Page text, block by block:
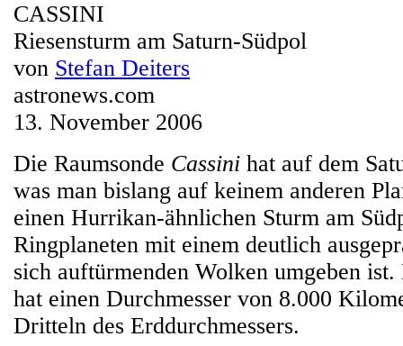
CASSINI
Riesensturm am Saturn-Südpol
von Stefan Deiters
astronews.com
13. November 2006
Die Raumsonde Cassini hat auf dem
was man bislang auf keinem anderen
einen Hurrikan-ähnlichen Sturm am
Ringplaneten mit einem deutlich
sich auftürmenden Wolken umgeben ist.
hat einen Durchmesser von 8.000
Dritteln des Erddurchmessers.